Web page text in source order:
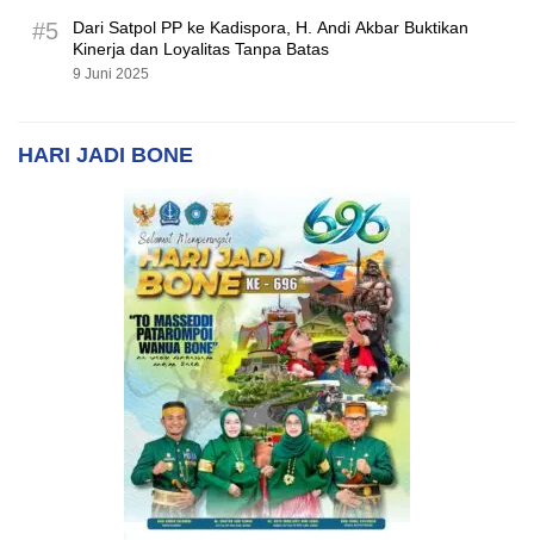
#5
Dari Satpol PP ke Kadispora, H. Andi Akbar Buktikan
Kinerja dan Loyalitas Tanpa Batas
9 Juni 2025
HARI JADI BONE